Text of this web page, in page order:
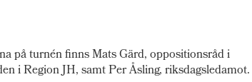
på turnén finns Mats Gärd, oppositionsråd i
i Region JH, samt Per Åsling, riksdagsledamot.